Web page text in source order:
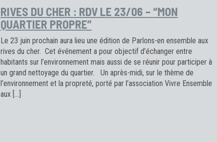
RIVES DU CHER : RDV LE 23/06 – “MON
QUARTIER PROPRE”
Le 23 juin prochain aura lieu une édition de Parlons-en ensemble aux
rives du cher. Cet événement a pour objectif d’échanger entre
habitants sur l’environnement mais aussi de se réunir pour participer à
un grand nettoyage du quartier. Un après-midi, sur le thème de
l’environnement et la propreté, porté par l’association Vivre Ensemble
aux […]